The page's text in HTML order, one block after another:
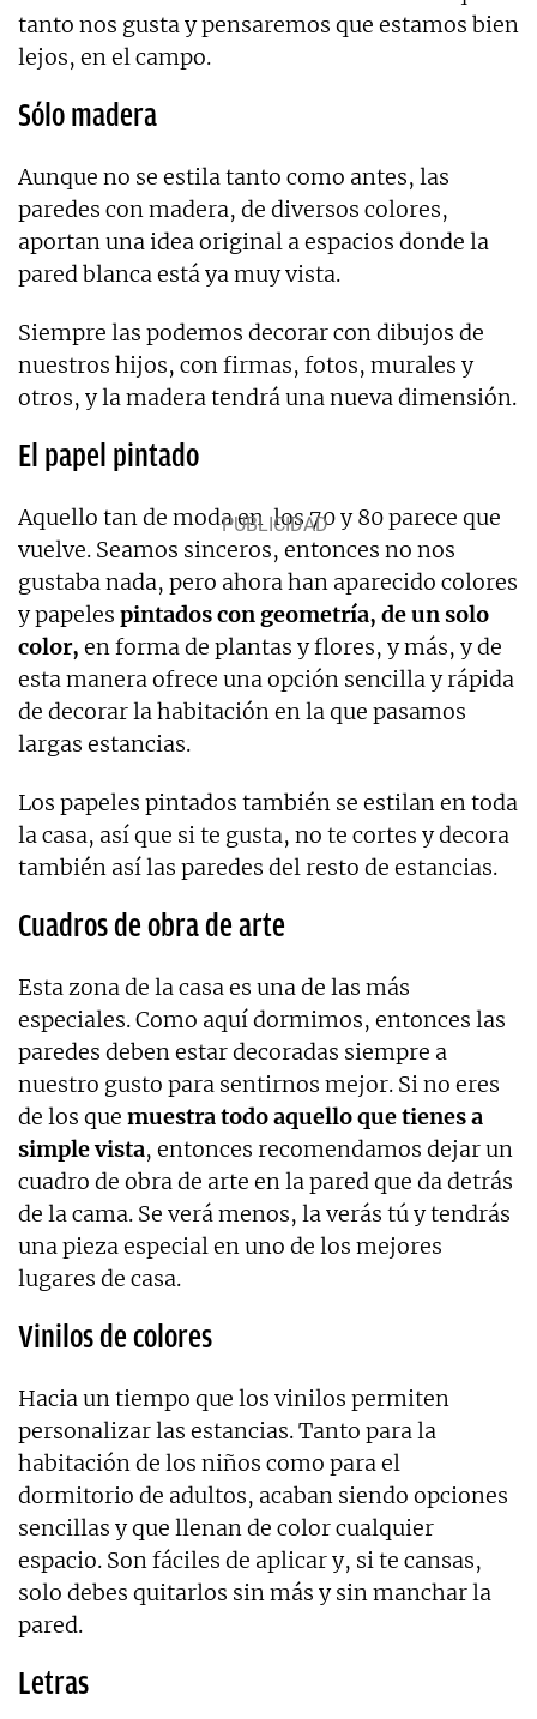
tanto nos gusta y pensaremos que estamos bien
lejos, en el campo.
Sólo madera
Aunque no se estila tanto como antes, las
paredes con madera, de diversos colores,
aportan una idea original a espacios donde la
pared blanca está ya muy vista.
Siempre las podemos decorar con dibujos de
nuestros hijos, con firmas, fotos, murales y
otros, y la madera tendrá una nueva dimensión.
El papel pintado
Aquello tan de moda en los 70 y 80 parece que
vuelve. Seamos sinceros, entonces no nos
gustaba nada, pero ahora han aparecido colores
y papeles pintados con geometría, de un solo
color, en forma de plantas y flores, y más, y de
esta manera ofrece una opción sencilla y rápida
de decorar la habitación en la que pasamos
largas estancias.
Los papeles pintados también se estilan en toda
la casa, así que si te gusta, no te cortes y decora
también así las paredes del resto de estancias.
Cuadros de obra de arte
Esta zona de la casa es una de las más
especiales. Como aquí dormimos, entonces las
paredes deben estar decoradas siempre a
nuestro gusto para sentirnos mejor. Si no eres
de los que muestra todo aquello que tienes a
simple vista, entonces recomendamos dejar un
cuadro de obra de arte en la pared que da detrás
de la cama. Se verá menos, la verás tú y tendrás
una pieza especial en uno de los mejores
lugares de casa.
Vinilos de colores
Hacia un tiempo que los vinilos permiten
personalizar las estancias. Tanto para la
habitación de los niños como para el
dormitorio de adultos, acaban siendo opciones
sencillas y que llenan de color cualquier
espacio. Son fáciles de aplicar y, si te cansas,
solo debes quitarlos sin más y sin manchar la
pared.
Letras